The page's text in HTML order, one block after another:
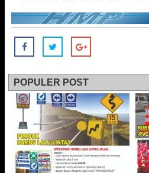
POPULER POST